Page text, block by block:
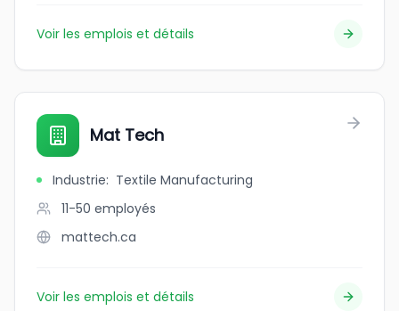
Voir les emplois et détails
Mat Tech
Industrie: Textile Manufacturing
11-50 employés
mattech.ca
Voir les emplois et détails